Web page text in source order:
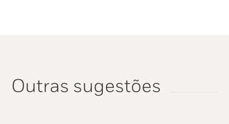
Outras sugestões